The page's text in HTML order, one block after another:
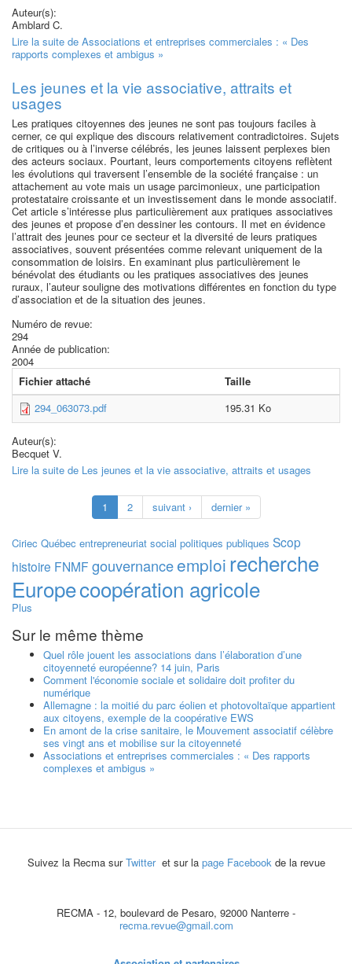
Auteur(s):
Amblard C.
Lire la suite de Associations et entreprises commerciales : « Des
rapports complexes et ambigus »
Les jeunes et la vie associative, attraits et
usages
Les pratiques citoyennes des jeunes ne sont pas toujours faciles à
cerner, ce qui explique des discours relativement contradictoires. Sujets
de critiques ou à l’inverse célébrés, les jeunes laissent perplexes bien
des acteurs sociaux. Pourtant, leurs comportements citoyens reflètent
les évolutions qui traversent l’ensemble de la société française : un
attachement au vote mais un usage parcimonieux, une participation
protestataire croissante et un investissement dans le monde associatif.
Cet article s’intéresse plus particulièrement aux pratiques associatives
des jeunes et propose d’en dessiner les contours. Il met en évidence
l’attrait des jeunes pour ce secteur et la diversité de leurs pratiques
associatives, souvent présentées comme relevant uniquement de la
consommation de loisirs. En examinant plus particulièrement le
bénévolat des étudiants ou les pratiques associatives des jeunes
ruraux, l’auteur souligne des motivations différentes en fonction du type
d’association et de la situation des jeunes.
Numéro de revue:
294
Année de publication:
2004
Fichier attaché
Taille
294_063073.pdf
195.31 Ko
Auteur(s):
Becquet V.
Lire la suite de Les jeunes et la vie associative, attraits et usages
1 2 suivant › dernier »
Ciriec Québec entrepreneuriat social politiques publiques Scop
histoire FNMF gouvernanceemploi recherche
Europecoopération agricole
Plus
Sur le même thème
Quel rôle jouent les associations dans l’élaboration d’une
citoyenneté européenne? 14 juin, Paris
Comment l'économie sociale et solidaire doit profiter du
numérique
Allemagne : la moitié du parc éolien et photovoltaïque appartient
aux citoyens, exemple de la coopérative EWS
En amont de la crise sanitaire, le Mouvement associatif célèbre
ses vingt ans et mobilise sur la citoyenneté
Associations et entreprises commerciales : « Des rapports
complexes et ambigus »
Suivez la Recma surTwitter et sur la page Facebook de la revue
RECMA - 12, boulevard de Pesaro, 92000 Nanterre -
recma.revue@gmail.com